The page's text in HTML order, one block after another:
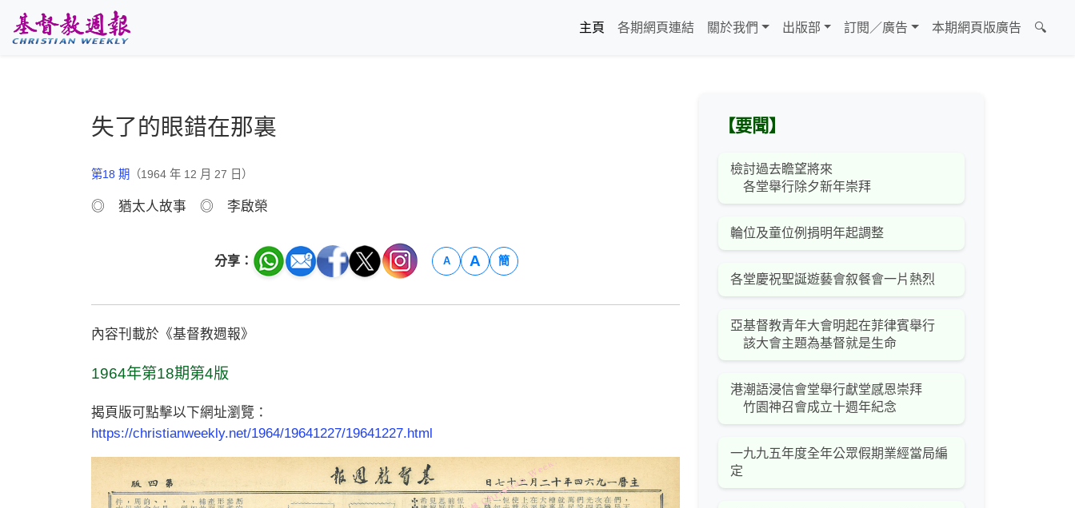
主頁
各期網頁連結 關於我們 出版部 訂閱／廣告 本期網頁版廣告 🔍
失了的眼錯在那裏
第18 期 （1964 年 12 月 27 日）
◎ 猶太人故事 ◎ 李啟榮
分享： A A 簡
內容刊載於《基督教週報》
1964年第18期第4版
揭頁版可點擊以下網址瀏覽：
https://christianweekly.net/1964/19641227/19641227.html
【要聞】
檢討過去瞻望將來
各堂舉行除夕新年崇拜
輪位及童位例捐明年起調整
各堂慶祝聖誕遊藝會叙餐會一片熱烈
亞基督教青年大會明起在菲律賓舉行
該大會主題為基督就是生命
港潮語浸信會堂舉行獻堂感恩崇拜
竹園神召會成立十週年紀念
一九九五年度全年公眾假期業經當局編
定